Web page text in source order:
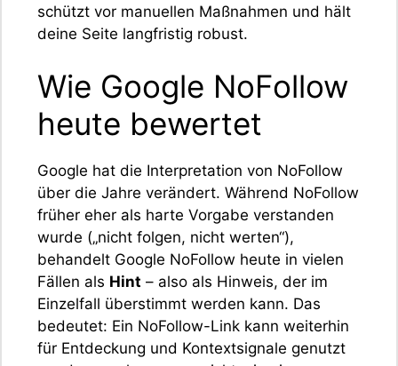
schützt vor manuellen Maßnahmen und hält
deine Seite langfristig robust.
Wie Google NoFollow
heute bewertet
Google hat die Interpretation von NoFollow
über die Jahre verändert. Während NoFollow
früher eher als harte Vorgabe verstanden
wurde („nicht folgen, nicht werten“),
behandelt Google NoFollow heute in vielen
Fällen als Hint – also als Hinweis, der im
Einzelfall überstimmt werden kann. Das
bedeutet: Ein NoFollow-Link kann weiterhin
für Entdeckung und Kontextsignale genutzt